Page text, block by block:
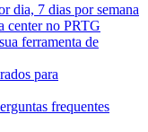
dia, 7 dias por semana
center no PRTG
ferramenta de
para
frequentes